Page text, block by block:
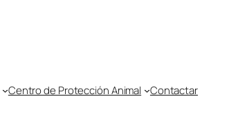
Centro de Protección Animal Contactar